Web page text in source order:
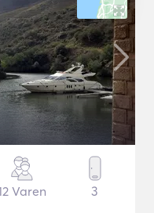
Varen 3